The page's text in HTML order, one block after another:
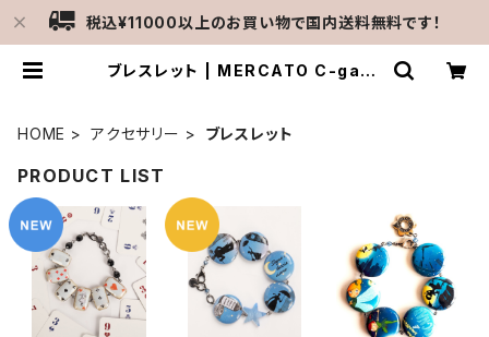
税込¥11000以上のお買い物で国内送料無料です！
ブレスレット | MERCATO C-gatti
HOME アクセサリー ブレスレット
PRODUCT LIST